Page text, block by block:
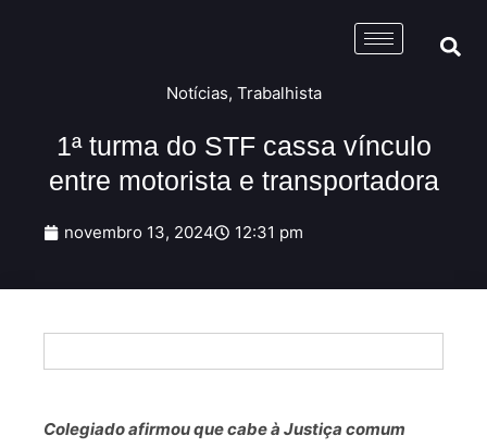
Notícias, Trabalhista
1ª turma do STF cassa vínculo
entre motorista e transportadora
novembro 13, 2024 12:31 pm
Colegiado afirmou que cabe à Justiça comum